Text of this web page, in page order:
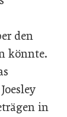
den
könnte.
in